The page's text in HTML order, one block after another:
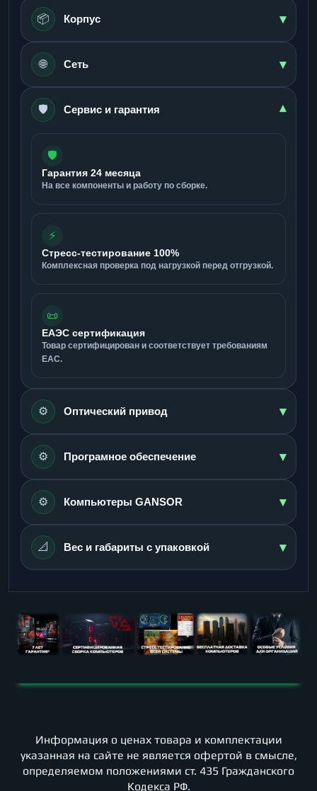
📦 Корпус ▾
🌐 Сеть ▾
🛡️ Сервис и гарантия ▾
🛡️
Гарантия 24 месяца
На все компоненты и работу по сборке.
⚡
Стресс-тестирование 100%
Комплексная проверка под нагрузкой перед отгрузкой.
📜
ЕАЭС сертификация
Товар сертифицирован и соответствует требованиям
ЕАС.
⚙️ Оптический привод ▾
⚙️ Програмное обеспечение ▾
⚙️ Компьютеры GANSOR ▾
📐 Вес и габариты с упаковкой ▾
Информация о ценах товара и комплектации
указанная на сайте не является офертой в смысле,
определяемом положениями ст. 435 Гражданского
Кодекса РФ.